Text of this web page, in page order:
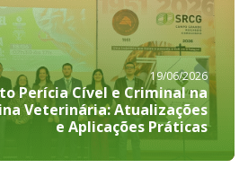
19/06/2026
Perícia Cível e Criminal na
Veterinária: Atualizações
e Aplicações Práticas